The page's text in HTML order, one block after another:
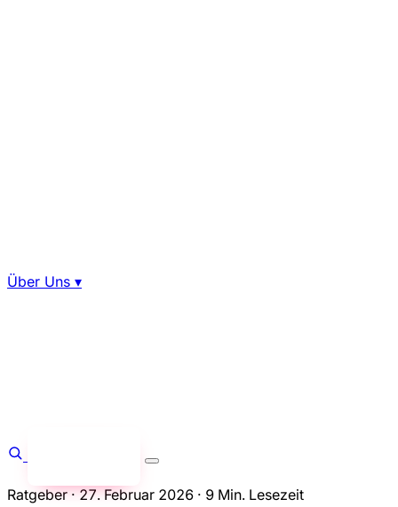
Über Uns ▾
Ratgeber · 27. Februar 2026 · 9 Min. Lesezeit